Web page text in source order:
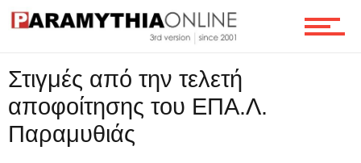
Ροή
Επικοινωνία
Στιγμές από την τελετή
αποφοίτησης του ΕΠΑ.Λ.
Παραμυθιάς